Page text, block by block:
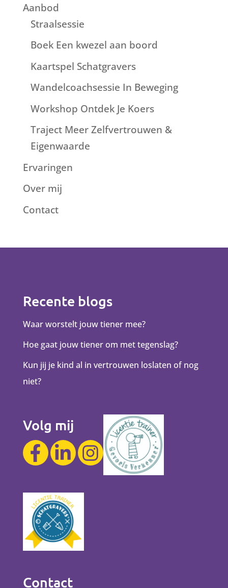
Aanbod
Straalsessie
Boek Een kwezel aan boord
Kaartspel Schatgravers
Wandelcoachsessie In Beweging
Workshop Ontdek Je Koers
Traject Meer Zelfvertrouwen &
Eigenwaarde
Ervaringen
Over mij
Contact
Recente blogs
Waar worstelt jouw tiener mee?
Hoe gaat jouw tiener om met tegenslag?
Kun jij je kind al in vertrouwen loslaten of nog
niet?
Volg mij
Contact